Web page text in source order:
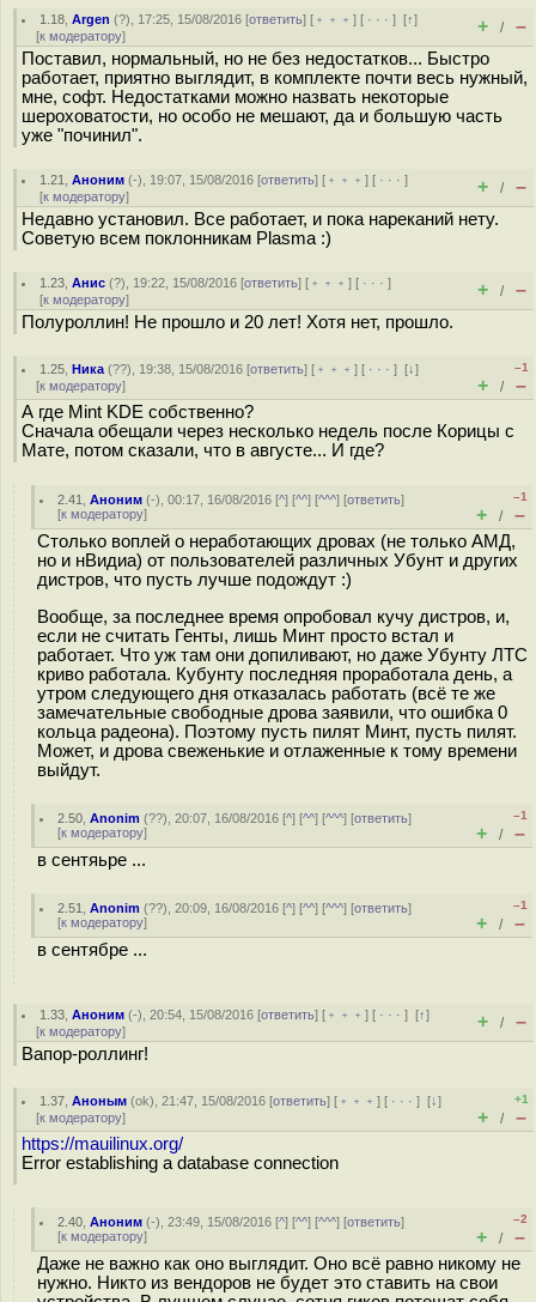
1.18 ,Argen (?), 17:25, 15/08/2016 [ответить] [ ﹢﹢﹢] [ · · ·][↑]
[к модератору] + / –
Поставил, нормальный, но не без недостатков... Быстро
работает, приятно выглядит, в комплекте почти весь нужный,
мне, софт. Недостатками можно назвать некоторые
шероховатости, но особо не мешают, да и большую часть
уже "починил".
1.21 ,Аноним (-), 19:07, 15/08/2016 [ответить] [ ﹢﹢﹢] [ · · ·]
[к модератору] + / –
Недавно установил. Все работает, и пока нареканий нету.
Советую всем поклонникам Plasma :)
1.23 ,Анис (?), 19:22, 15/08/2016 [ответить] [ ﹢﹢﹢] [ · · ·]
[к модератору] + / –
Полуроллин! Не прошло и 20 лет! Хотя нет, прошло.
1.25 ,Ника (??), 19:38, 15/08/2016 [ответить] [ ﹢﹢﹢] [ · · ·][↓]
[к модератору]
–1
+ / –
А где Mint KDE собственно?
Сначала обещали через несколько недель после Корицы с
Мате, потом сказали, что в августе... И где?
2.41 ,Аноним (-), 00:17, 16/08/2016 [^] [^^] [^^^] [ответить]
[к модератору]
–1
+ / –
Столько воплей о неработающих дровах (не только АМД,
но и нВидиа) от пользователей различных Убунт и других
дистров, что пусть лучше подождут :)
Вообще, за последнее время опробовал кучу дистров, и,
если не считать Генты, лишь Минт просто встал и
работает. Что уж там они допиливают, но даже Убунту ЛТС
криво работала. Кубунту последняя проработала день, а
утром следующего дня отказалась работать (всё те же
замечательные свободные дрова заявили, что ошибка 0
кольца радеона). Поэтому пусть пилят Минт, пусть пилят.
Может, и дрова свеженькие и отлаженные к тому времени
выйдут.
2.50 ,Anonim (??), 20:07, 16/08/2016 [^] [^^] [^^^] [ответить]
[к модератору]
–1
+ / –
в сентяьре ...
2.51 ,Anonim (??), 20:09, 16/08/2016 [^] [^^] [^^^] [ответить]
[к модератору]
–1
+ / –
в сентябре ...
1.33 ,Аноним (-), 20:54, 15/08/2016 [ответить] [ ﹢﹢﹢] [ · · ·][↑]
[к модератору] + / –
Вапор-роллинг!
1.37 ,Аноным (ok), 21:47, 15/08/2016 [ответить] [ ﹢﹢﹢] [ · · ·][↓]
[к модератору]
+1
+ / –
https://mauilinux.org/
Error establishing a database connection
2.40 ,Аноним (-), 23:49, 15/08/2016 [^] [^^] [^^^] [ответить]
[к модератору]
–2
+ / –
Даже не важно как оно выглядит. Оно всё равно никому не
нужно. Никто из вендоров не будет это ставить на свои